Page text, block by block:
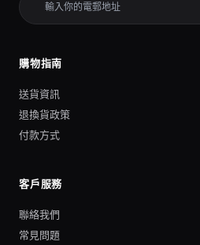
購物指南
送貨資訊
退換貨政策
付款方式
客戶服務
聯絡我們
常見問題